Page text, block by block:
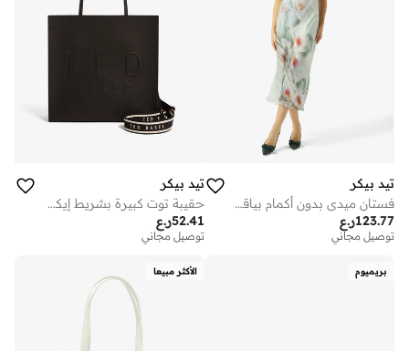
تيد بيكر
فستان ميدي بدون أكمام بياقة متدلية وطبعات زهور
ر.ع123.77
توصيل مجاني
تيد بيكر
حقيبة توت كبيرة بشريط إيكونى
ر.ع52.41
توصيل مجاني
بريميوم الأكثر مبيعا